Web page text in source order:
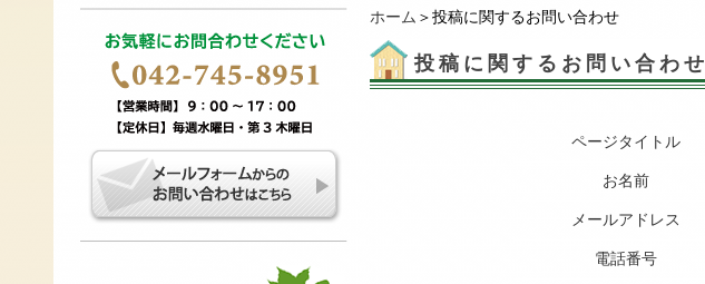
ホーム ＞投稿に関するお問い合わせ
投稿に関するお問い合わせ
ページタイトル
お名前
メールアドレス
電話番号